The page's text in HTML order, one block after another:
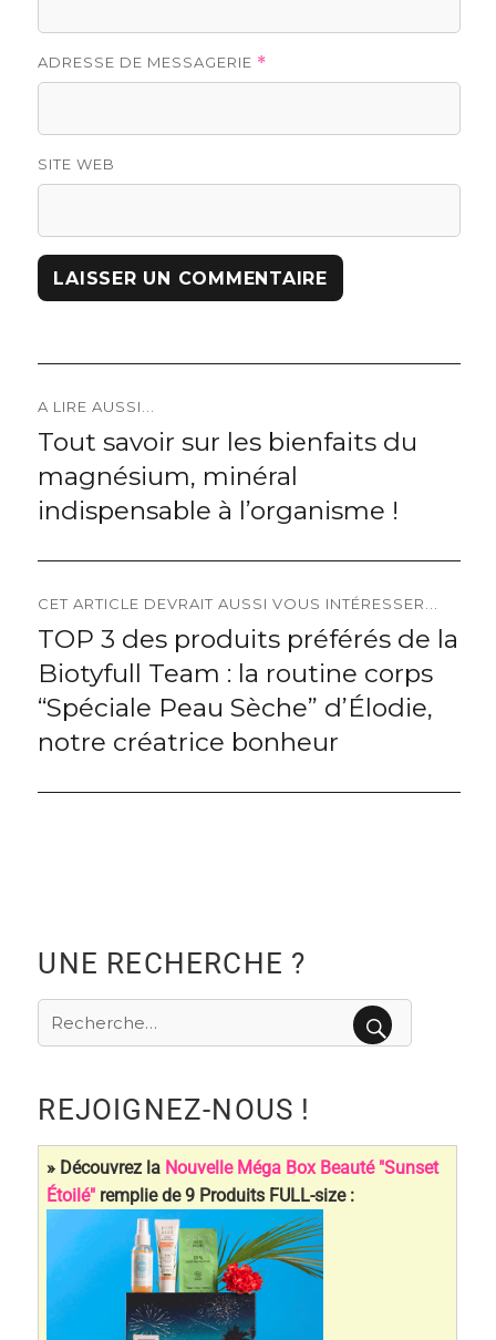
ADRESSE DE MESSAGERIE *
SITE WEB
Navigation
de
l’article
A LIRE AUSSI...
Previous
post:
Tout savoir sur les bienfaits du
magnésium, minéral
indispensable à l’organisme !
CET ARTICLE DEVRAIT AUSSI VOUS INTÉRESSER...
Next
post:
TOP 3 des produits préférés de la
Biotyfull Team : la routine corps
“Spéciale Peau Sèche” d’Élodie,
notre créatrice bonheur
UNE RECHERCHE ?
Recherche
pour
REJOIGNEZ-NOUS !
» Découvrez la Nouvelle Méga Box Beauté "Sunset
Étoilé" remplie de 9 Produits FULL-size :